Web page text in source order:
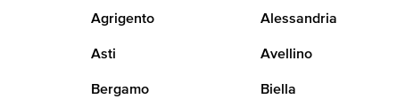
Agrigento Alessandria
Asti Avellino
Bergamo Biella